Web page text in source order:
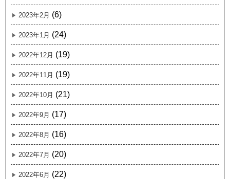
2023年2月 (6)
2023年1月 (24)
2022年12月 (19)
2022年11月 (19)
2022年10月 (21)
2022年9月 (17)
2022年8月 (16)
2022年7月 (20)
2022年6月 (22)